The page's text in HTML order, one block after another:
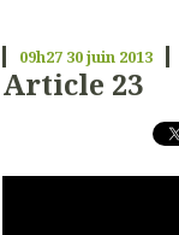
09h27 30juin 2013
Article 23